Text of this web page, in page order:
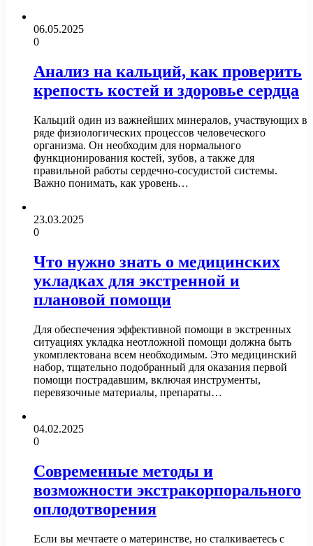
06.05.2025
0
Анализ на кальций, как проверить
крепость костей и здоровье сердца
Кальций один из важнейших минералов, участвующих в
ряде физиологических процессов человеческого
организма. Он необходим для нормального
функционирования костей, зубов, а также для
правильной работы сердечно-сосудистой системы.
Важно понимать, как уровень…
23.03.2025
0
Что нужно знать о медицинских
укладках для экстренной и
плановой помощи
Для обеспечения эффективной помощи в экстренных
ситуациях укладка неотложной помощи должна быть
укомплектована всем необходимым. Это медицинский
набор, тщательно подобранный для оказания первой
помощи пострадавшим, включая инструменты,
перевязочные материалы, препараты…
04.02.2025
0
Современные методы и
возможности экстракорпорального
оплодотворения
Если вы мечтаете о материнстве, но сталкиваетесь с